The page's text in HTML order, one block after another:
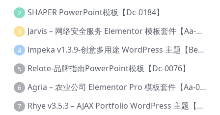
2 SHAPER PowerPoint模板【Dc-0184】
3 Jarvis – 网络安全服务 Elementor 模板套件【Aa-0035】
4 lmpeka v1.3.9-创意多用途 WordPress 主题【Be-0064】
5 Relote-品牌指南PowerPoint模板【Dc-0076】
6 Agria – 农业公司 Elementor Pro 模板套件【Aa-0003】
7 Rhye v3.5.3 – AJAX Portfolio WordPress 主题【Bi-0049】